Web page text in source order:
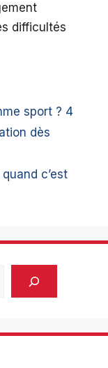
difficultés
sport ? 4
dès
c’est